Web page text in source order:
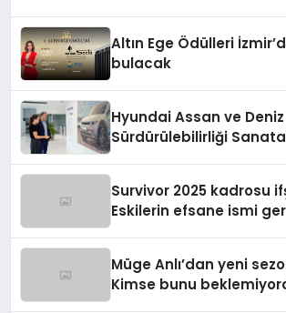
Altın Ege Ödülleri
bulacak
Hyundai Assan ve Deniz
Sürdürülebilirliği Sanata
Survivor 2025 kadrosu
Eskilerin efsane ismi
Müge Anlı’dan yeni
Kimse bunu